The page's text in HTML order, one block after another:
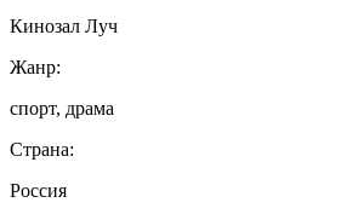
Кинозал Луч
Жанр:
спорт, драма
Страна:
Россия